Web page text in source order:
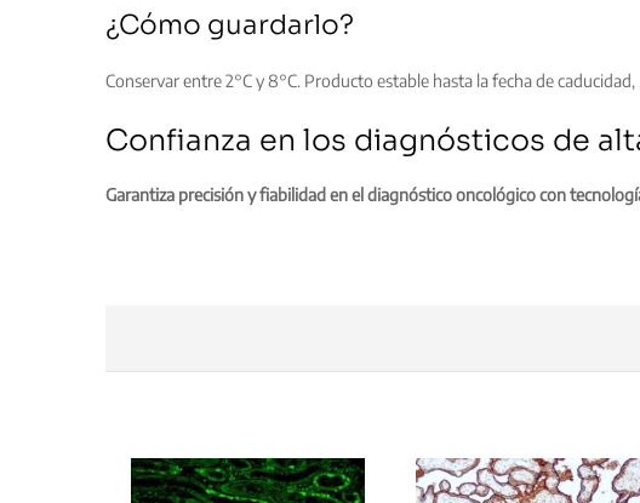
¿Cómo guardarlo?
Conservar entre 2°C y 8°C. Producto estable hasta la fecha de
Confianza en los diagnósticos de
Garantiza precisión y fiabilidad en el diagnóstico oncológico con